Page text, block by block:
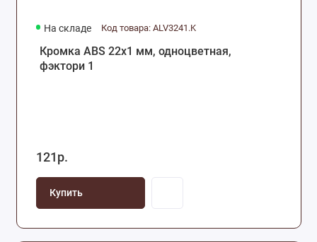
На складе Код товара: ALV3241.K
Кромка ABS 22х1 мм, одноцветная,
фэктори 1
121р.
Купить